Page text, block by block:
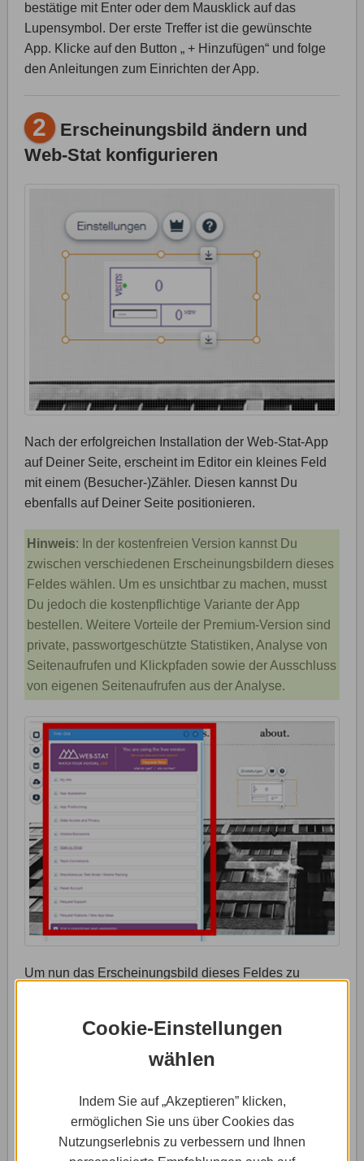
Cookie-Einstellungen
wählen
Indem Sie auf „Akzeptieren” klicken,
ermöglichen Sie uns über Cookies das
Nutzungserlebnis zu verbessern und Ihnen
bestätige mit Enter oder dem Mausklick auf das
Lupensymbol. Der erste Treffer ist die gewünschte
App. Klicke auf den Button „ + Hinzufügen“ und folge
den Anleitungen zum Einrichten der App.
2 Erscheinungsbild ändern und
Web-Stat konfigurieren
Nach der erfolgreichen Installation der Web-Stat-App
auf Deiner Seite, erscheint im Editor ein kleines Feld
mit einem (Besucher-)Zähler. Diesen kannst Du
ebenfalls auf Deiner Seite positionieren.
Hinweis: In der kostenfreien Version kannst Du
zwischen verschiedenen Erscheinungsbildern dieses
Feldes wählen. Um es unsichtbar zu machen, musst
Du jedoch die kostenpflichtige Variante der App
bestellen. Weitere Vorteile der Premium-Version sind
private, passwortgeschützte Statistiken, Analyse von
Seitenaufrufen und Klickpfaden sowie der Ausschluss
von eigenen Seitenaufrufen aus der Analyse.
Um nun das Erscheinungsbild dieses Feldes zu
erscheinen. Klicke nun auf den Button „Einstellungen“.
Unter dem Reiter „App Appearance“ hast Du
Sticker, dessen Farbhintergrund, Deckungskraft und
Rahmen Du individuell anpassen kannst.
In den Einstellungen kannst Du aber auch weitere